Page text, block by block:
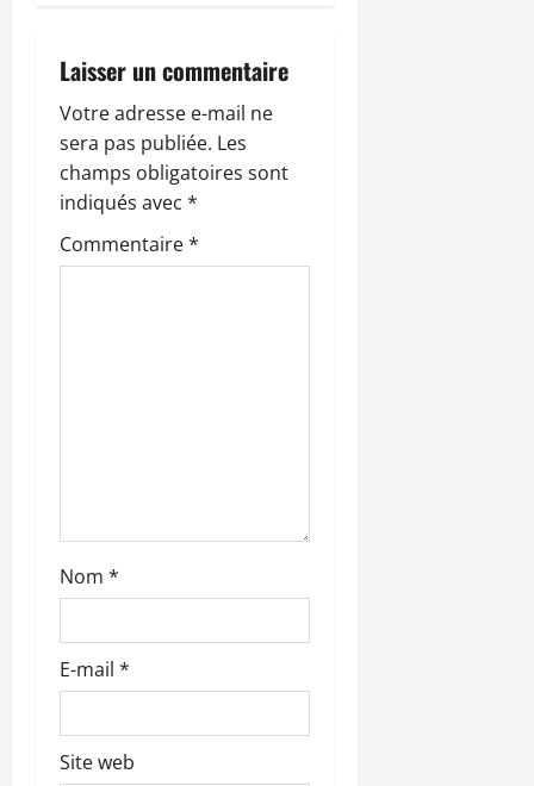
o
n
d
’
a
e
Laisser un commentaire
Votre adresse e-mail ne
sera pas publiée. Les
champs obligatoires sont
indiqués avec *
Commentaire*
Nom *
E-mail *
Site web